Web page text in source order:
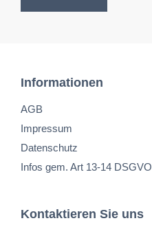
Informationen
AGB
Impressum
Datenschutz
Infos gem. Art 13-14 DSGVO
Kontaktieren Sie uns